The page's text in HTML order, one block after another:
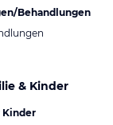
Behandlungen
& Kinder
Kinder